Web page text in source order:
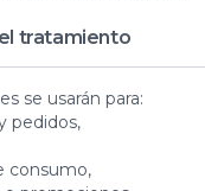
tratamiento
se usarán para:
pedidos,
consumo,